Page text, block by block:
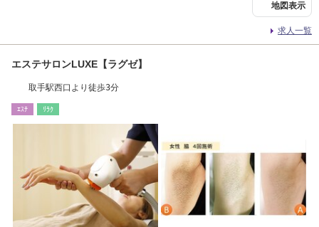
地図表示
求人一覧
エステサロンLUXE【ラグゼ】
取手駅西口より徒歩3分
ｴｽﾃ ﾘﾗｸ